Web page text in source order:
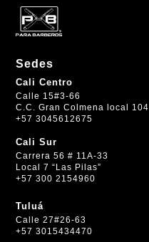
Sedes
Cali Centro
Calle 15#3-66
C.C. Gran Colmena local 104
+57 3045612675
Cali Sur
Carrera 56 # 11A-33
Local 7 “Las Pilas”
+57 300 2154960
Tuluá
Calle 27#26-63
+57 3015434470